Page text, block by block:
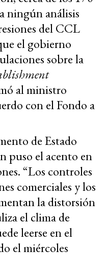
ningún análisis
del CCL
el gobierno
sobre la
al ministro
con el Fondo a
de Estado
puso el acento en
“Los controles
comerciales y los
la distorsión
el clima de
leerse en el
el miércoles